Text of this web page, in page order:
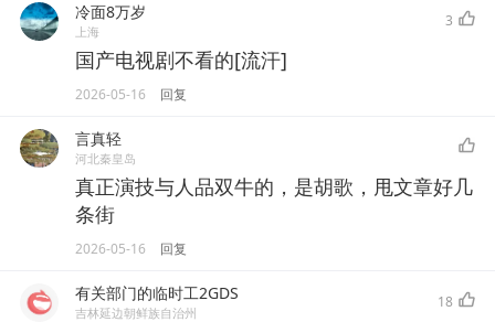
冷面8万岁
上海
3
国产电视剧不看的[流汗]
2026-05-16 回复
言真轻
河北秦皇岛
真正演技与人品双牛的，是胡歌，甩文章好几
条街
2026-05-16 回复
有关部门的临时工2GDS
吉林延边朝鲜族自治州
18